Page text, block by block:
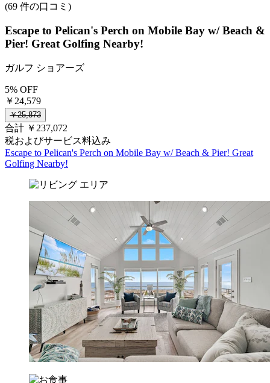
(69 件の口コミ)
Escape to Pelican's Perch on Mobile Bay w/ Beach &
Pier! Great Golfing Nearby!
ガルフ ショアーズ
5% OFF
￥24,579
￥25,873
合計 ￥237,072
税およびサービス料込み
Escape to Pelican's Perch on Mobile Bay w/ Beach & Pier! Great
Golfing Nearby!